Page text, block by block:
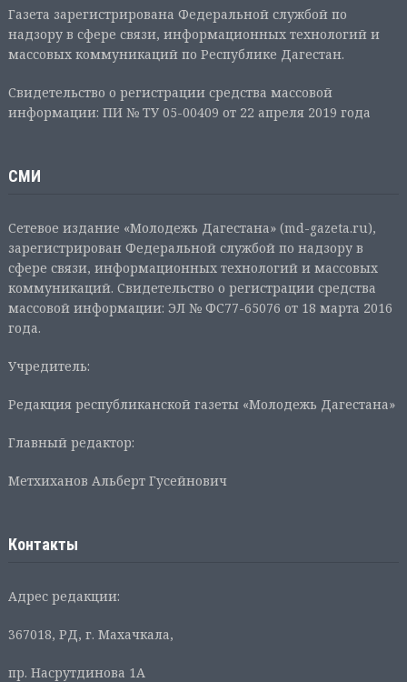
Газета зарегистрирована Федеральной службой по
надзору в сфере связи, информационных технологий и
массовых коммуникаций по Республике Дагестан.
Свидетельство о регистрации средства массовой
информации: ПИ № ТУ 05-00409 от 22 апреля 2019 года
СМИ
Сетевое издание «Молодежь Дагестана» (md-gazeta.ru),
зарегистрирован Федеральной службой по надзору в
сфере связи, информационных технологий и массовых
коммуникаций. Свидетельство о регистрации средства
массовой информации: ЭЛ № ФС77-65076 от 18 марта 2016
года.
Учредитель:
Редакция республиканской газеты «Молодежь Дагестана»
Главный редактор:
Метхиханов Альберт Гусейнович
Контакты
Адрес редакции:
367018, РД, г. Махачкала,
пр. Насрутдинова 1А